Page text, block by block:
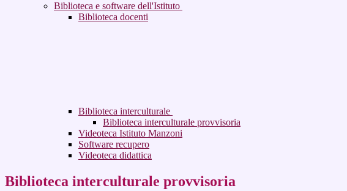
Biblioteca e software dell'Istituto
Biblioteca docenti
Biblioteca interculturale
Biblioteca interculturale provvisoria
Videoteca Istituto Manzoni
Software recupero
Videoteca didattica
Biblioteca interculturale provvisoria